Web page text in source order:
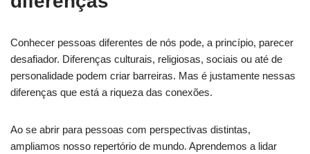
Conhecer pessoas diferentes de nós pode, a princípio, parecer
desafiador. Diferenças culturais, religiosas, sociais ou até de
personalidade podem criar barreiras. Mas é justamente nessas
diferenças que está a riqueza das conexões.
Ao se abrir para pessoas com perspectivas distintas,
ampliamos nosso repertório de mundo. Aprendemos a lidar